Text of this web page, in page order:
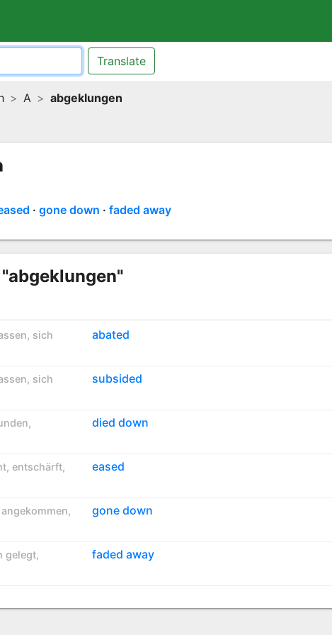
Translate
A abgeklungen
gone down faded away
, sich
abated
, sich
subsided
,
died down
, entschärft,
eased
angekommen,
gone down
gelegt,
faded away